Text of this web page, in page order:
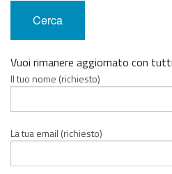
Vuoi rimanere aggiornato con
Il tuo nome (richiesto)
La tua email (richiesto)